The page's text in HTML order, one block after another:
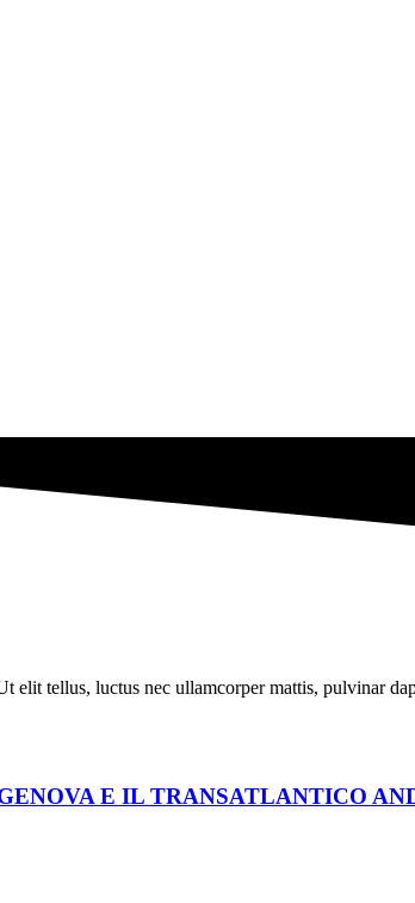
elit tellus, luctus nec ullamcorper mattis, pulvinar
E IL TRANSATLANTICO